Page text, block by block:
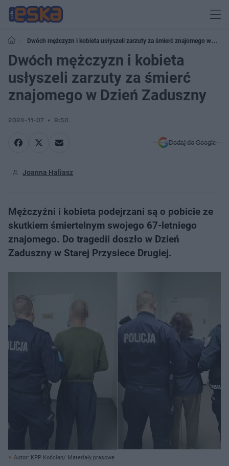
Dwóch mężczyzn i kobieta usłyszeli zarzuty za śmierć znajomego w
Dzień Zaduszny
Dwóch mężczyzn i kobieta
usłyszeli zarzuty za śmierć
znajomego w Dzień Zaduszny
2024-11-07 9:50
Dodaj do Google
Joanna Haliasz
Mężczyźni i kobieta podejrzani są o pobicie ze
skutkiem śmiertelnym swojego 67-letniego
znajomego. Do tragedii doszło w Dzień
Zaduszny w Starej Przysiece Drugiej.
Autor: KPP Kościan/ Materiały prasowe